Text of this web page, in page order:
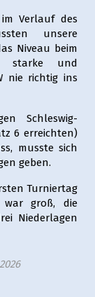
Verlauf des
unsere
Niveau beim
starke und
nie richtig ins
Schleswig-
6 erreichten)
musste sich
geben.
Turniertag
war groß, die
Niederlagen